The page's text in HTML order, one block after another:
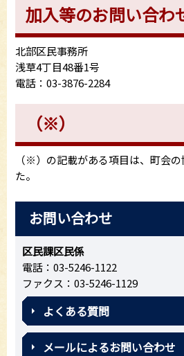
加入等のお問い合わ
北部区民事務所
浅草4丁目48番1号
電話：03-3876-2284
（※）
（※）の記載がある項目は、町会
た。
お問い合わせ
区民課区民係
電話：03-5246-1122
ファクス：03-5246-1129
よくある質問
メールによるお問い合わせ